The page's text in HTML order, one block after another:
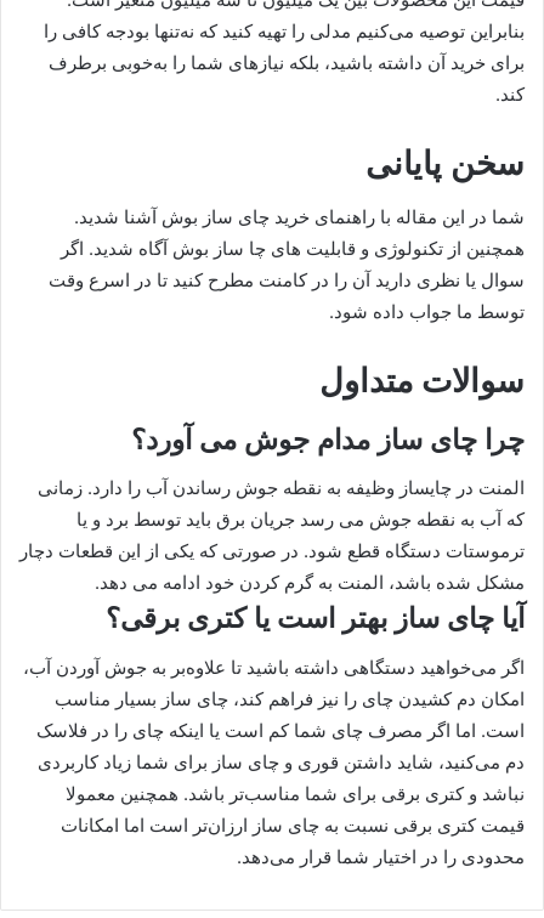
بنابراین توصیه می‌کنیم مدلی را تهیه کنید که نه‌تنها بودجه کافی را
برای خرید آن داشته باشید، بلکه نیازهای شما را به‌خوبی برطرف
کند.
سخن پایانی
شما در این مقاله با راهنمای خرید چای ساز بوش آشنا شدید.
همچنین از تکنولوژی و قابلیت های چا ساز بوش آگاه شدید. اگر
سوال یا نظری دارید آن را در کامنت مطرح کنید تا در اسرع وقت
توسط ما جواب داده شود.
سوالات متداول
چرا چای ساز مدام جوش می آورد؟
المنت در چایساز وظیفه به نقطه جوش رساندن آب را دارد. زمانی
که آب به نقطه جوش می رسد جریان برق باید توسط برد و یا
ترموستات دستگاه قطع شود. در صورتی که یکی از این قطعات دچار
مشکل شده باشد، المنت به گرم کردن خود ادامه می دهد.
آیا چای ساز بهتر است یا کتری برقی؟
اگر می‌خواهید دستگاهی داشته باشید تا علاوه‌بر به جوش آوردن آب،
امکان دم کشیدن چای را نیز فراهم کند، چای ساز بسیار مناسب
است. اما اگر مصرف چای شما کم است یا اینکه چای را در فلاسک
دم می‌کنید، شاید داشتن قوری و چای ساز برای شما زیاد کاربردی
نباشد و کتری برقی برای شما مناسب‌تر باشد. همچنین معمولا
قیمت کتری برقی نسبت به چای ساز ارزان‌تر است اما امکانات
محدودی را در اختیار شما قرار می‌دهد.